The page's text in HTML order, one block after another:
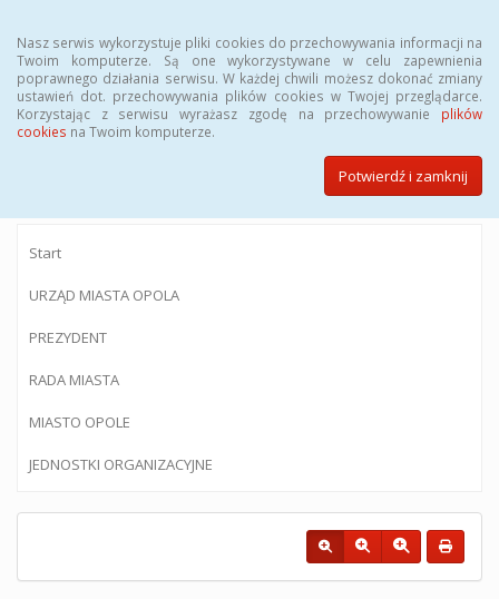
Nasz serwis wykorzystuje pliki cookies do przechowywania informacji na
Twoim komputerze. Są one wykorzystywane w celu zapewnienia
poprawnego działania serwisu. W każdej chwili możesz dokonać zmiany
ustawień dot. przechowywania plików cookies w Twojej przeglądarce.
Korzystając z serwisu wyrażasz zgodę na przechowywanie plików
cookies na Twoim komputerze.
Potwierdź i zamknij
BIULETYN INFORMACJI PUBLICZNEJ
Urzędu Miasta Opola
Start
URZĄD MIASTA OPOLA
PREZYDENT
RADA MIASTA
MIASTO OPOLE
JEDNOSTKI ORGANIZACYJNE